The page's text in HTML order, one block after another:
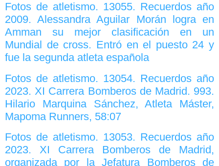
Fotos de atletismo. 13055. Recuerdos año
2009. Alessandra Aguilar Morán logra en
Amman su mejor clasificación en un
Mundial de cross. Entró en el puesto 24 y
fue la segunda atleta española
Fotos de atletismo. 13054. Recuerdos año
2023. XI Carrera Bomberos de Madrid. 993.
Hilario Marquina Sánchez, Atleta Máster,
Mapoma Runners, 58:07
Fotos de atletismo. 13053. Recuerdos año
2023. XI Carrera Bomberos de Madrid,
organizada por la Jefatura Bomberos de